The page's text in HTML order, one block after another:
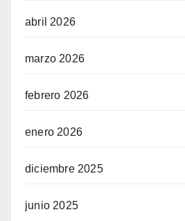
abril 2026
marzo 2026
febrero 2026
enero 2026
diciembre 2025
junio 2025